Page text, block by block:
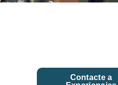
Contacte a